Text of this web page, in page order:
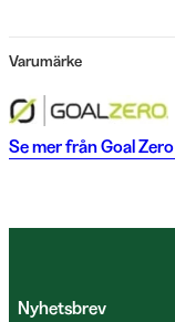
Varumärke
Se mer frånGoal Zero
Nyhetsbrev